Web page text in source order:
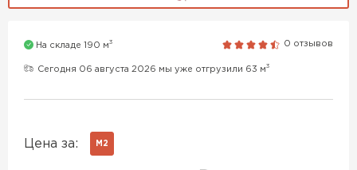
На складе 190 м3 0 отзывов
Сегодня 06 августа 2026 мы уже отгрузили 63 м3
Цена за: М2